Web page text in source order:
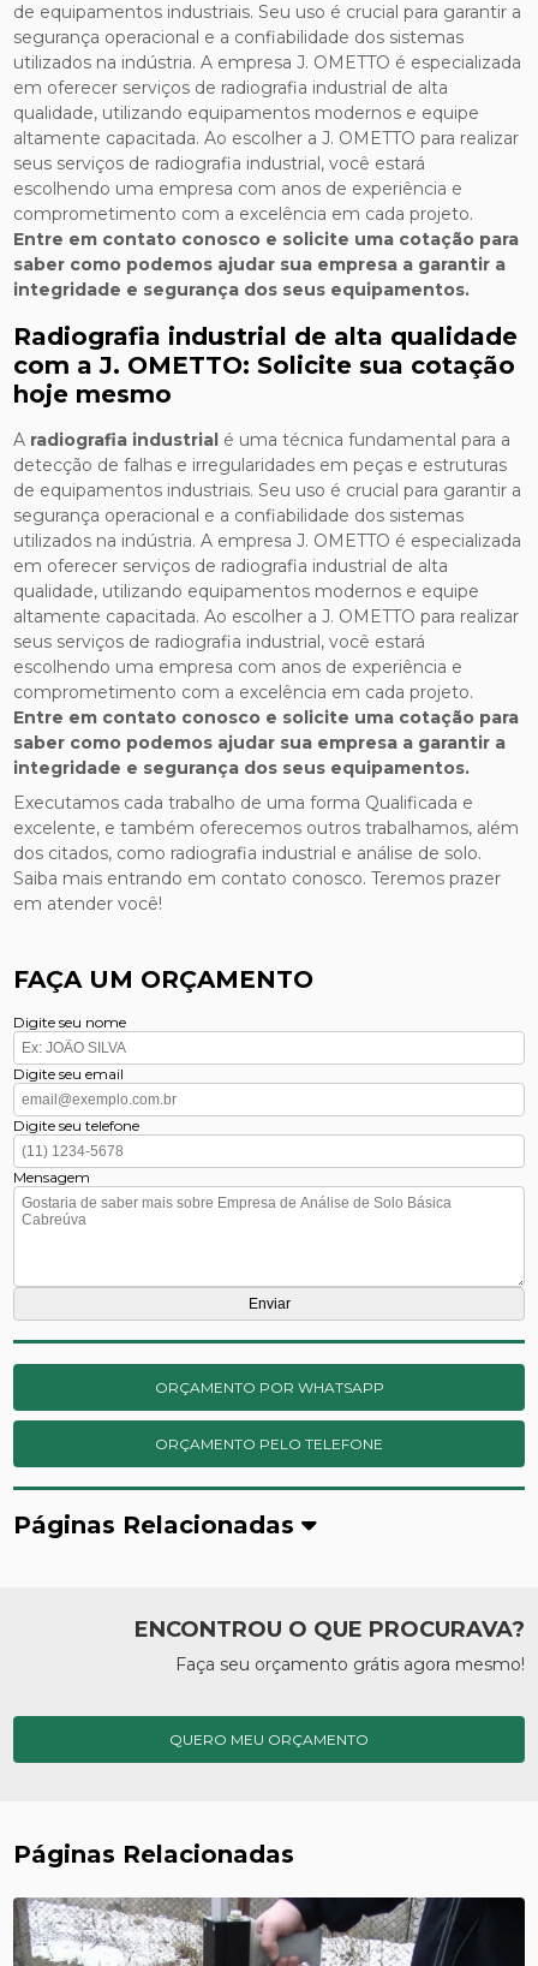
de equipamentos industriais. Seu uso é crucial para garantir a
segurança operacional e a confiabilidade dos sistemas
utilizados na indústria. A empresa J. OMETTO é especializada
em oferecer serviços de radiografia industrial de alta
qualidade, utilizando equipamentos modernos e equipe
altamente capacitada. Ao escolher a J. OMETTO para realizar
seus serviços de radiografia industrial, você estará
escolhendo uma empresa com anos de experiência e
comprometimento com a excelência em cada projeto.
Entre em contato conosco e solicite uma cotação para
saber como podemos ajudar sua empresa a garantir a
integridade e segurança dos seus equipamentos.
Radiografia industrial de alta qualidade
com a J. OMETTO: Solicite sua cotação
hoje mesmo
A radiografia industrial é uma técnica fundamental para a
detecção de falhas e irregularidades em peças e estruturas
de equipamentos industriais. Seu uso é crucial para garantir a
segurança operacional e a confiabilidade dos sistemas
utilizados na indústria. A empresa J. OMETTO é especializada
em oferecer serviços de radiografia industrial de alta
qualidade, utilizando equipamentos modernos e equipe
altamente capacitada. Ao escolher a J. OMETTO para realizar
seus serviços de radiografia industrial, você estará
escolhendo uma empresa com anos de experiência e
comprometimento com a excelência em cada projeto.
Entre em contato conosco e solicite uma cotação para
saber como podemos ajudar sua empresa a garantir a
integridade e segurança dos seus equipamentos.
Executamos cada trabalho de uma forma Qualificada e
excelente, e também oferecemos outros trabalhamos, além
dos citados, como radiografia industrial e análise de solo.
Saiba mais entrando em contato conosco. Teremos prazer
em atender você!
FAÇA UM ORÇAMENTO
Digite seu nome
Digite seu email
Digite seu telefone
Mensagem
ORÇAMENTO POR WHATSAPP
ORÇAMENTO PELO TELEFONE
Páginas Relacionadas
ENCONTROU O QUE PROCURAVA?
Faça seu orçamento grátis agora mesmo!
QUERO MEU ORÇAMENTO
Páginas Relacionadas